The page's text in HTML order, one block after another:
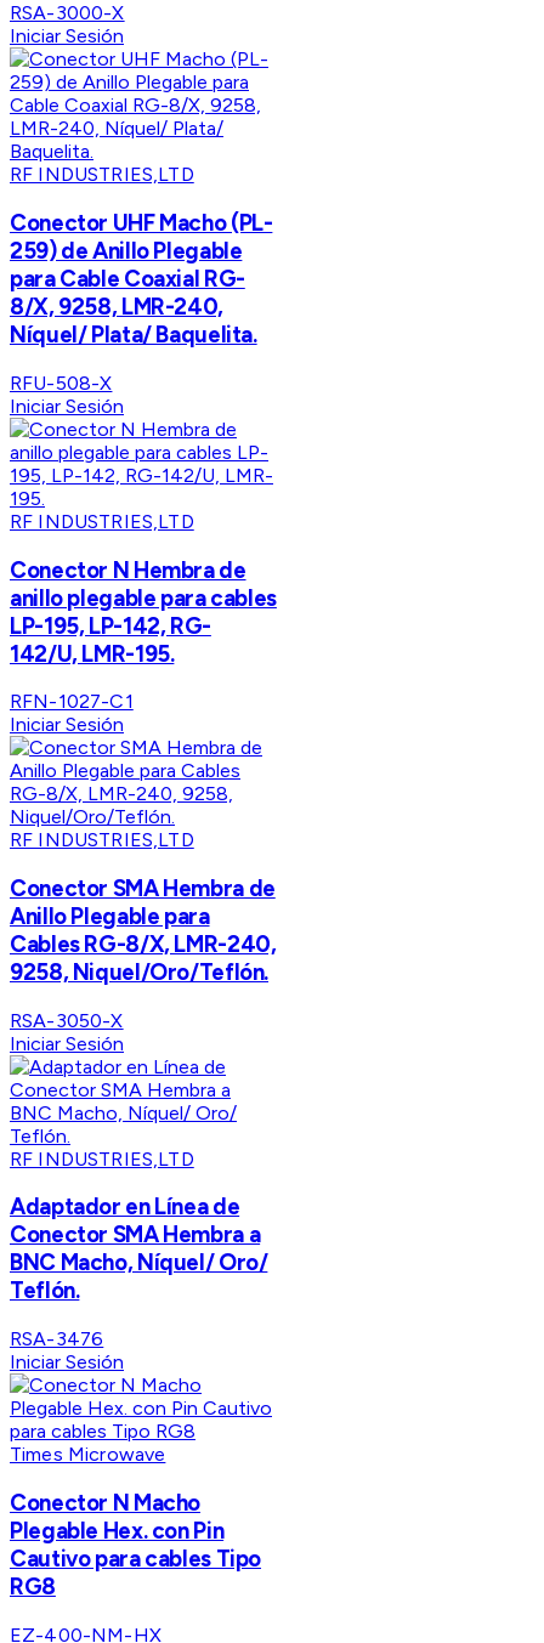
RSA-3000-X
Iniciar Sesión
RF INDUSTRIES,LTD
Conector UHF Macho (PL-
259) de Anillo Plegable
para Cable Coaxial RG-
8/X, 9258, LMR-240,
Níquel/ Plata/ Baquelita.
RFU-508-X
Iniciar Sesión
RF INDUSTRIES,LTD
Conector N Hembra de
anillo plegable para cables
LP-195, LP-142, RG-
142/U, LMR-195.
RFN-1027-C1
Iniciar Sesión
RF INDUSTRIES,LTD
Conector SMA Hembra de
Anillo Plegable para
Cables RG-8/X, LMR-240,
9258, Niquel/Oro/Teflón.
RSA-3050-X
Iniciar Sesión
RF INDUSTRIES,LTD
Adaptador en Línea de
Conector SMA Hembra a
BNC Macho, Níquel/ Oro/
Teflón.
RSA-3476
Iniciar Sesión
Times Microwave
Conector N Macho
Plegable Hex. con Pin
Cautivo para cables Tipo
RG8
EZ-400-NM-HX